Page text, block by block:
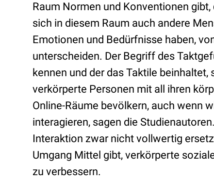
Raum Normen und Konventionen
sich in diesem Raum auch andere
Emotionen und Bedürfnisse haben,
unterscheiden. Der Begriff des
kennen und der das Taktile
verkörperte Personen mit all ihren
Online-Räume bevölkern, auch wenn
interagieren, sagen die
Interaktion zwar nicht vollwertig
Umgang Mittel gibt, verkörperte
zu verbessern.